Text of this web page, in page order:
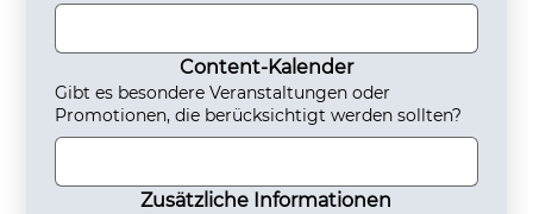
Content-Kalender
Gibt es besondere Veranstaltungen oder
Promotionen, die berücksichtigt werden sollten?
Zusätzliche Informationen